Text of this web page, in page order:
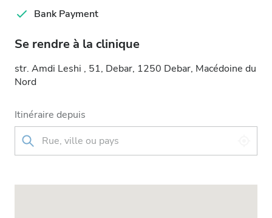
Bank Payment
Se rendre à la clinique
str. Amdi Leshi , 51, Debar, 1250 Debar, Macédoine du
Nord
Itinéraire depuis